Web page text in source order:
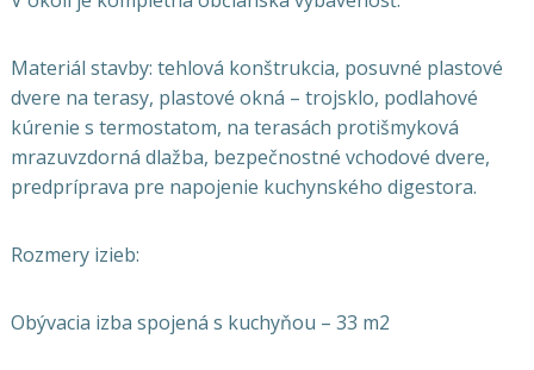
Materiál stavby: tehlová konštrukcia, posuvné plastové
dvere na terasy, plastové okná – trojsklo, podlahové
kúrenie s termostatom, na terasách protišmyková
mrazuvzdorná dlažba, bezpečnostné vchodové dvere,
predpríprava pre napojenie kuchynského digestora.
Rozmery izieb:
Obývacia izba spojená s kuchyňou – 33 m2